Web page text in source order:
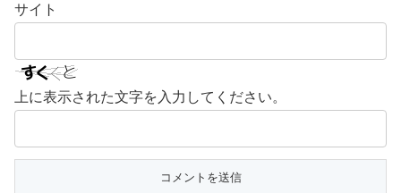
サイト
上に表示された文字を入力してください。